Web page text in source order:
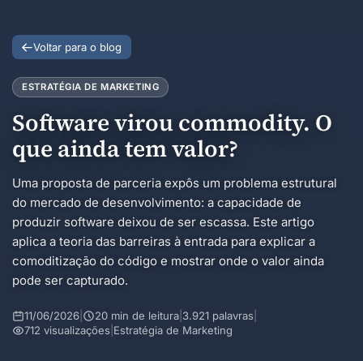
Voltar para o blog
ESTRATÉGIA DE MARKETING
Software virou commodity. O
que ainda tem valor?
Uma proposta de parceria expôs um problema estrutural
do mercado de desenvolvimento: a capacidade de
produzir software deixou de ser escassa. Este artigo
aplica a teoria das barreiras à entrada para explicar a
comoditização do código e mostrar onde o valor ainda
pode ser capturado.
11/06/2026 20 min de leitura 3.921 palavras
712 visualizações Estratégia de Marketing